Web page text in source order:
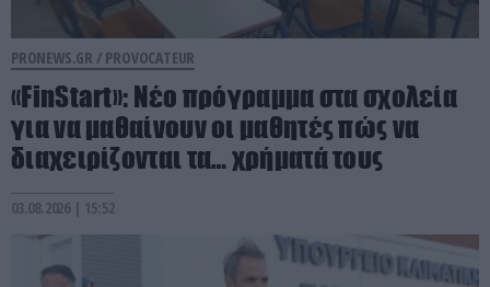
PRONEWS.GR / PROVOCATEUR
«FinStart»: Νέο πρόγραμμα στα σχολεία
για να μαθαίνουν οι μαθητές πώς να
διαχειρίζονται τα… χρήματά τους
03.08.2026 | 15:52